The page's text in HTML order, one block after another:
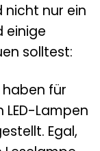
nicht nur ein
einige
solltest:
für
LED-Lampen
Egal,